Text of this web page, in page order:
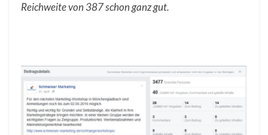
Reichweite von 387 schon ganz gut.